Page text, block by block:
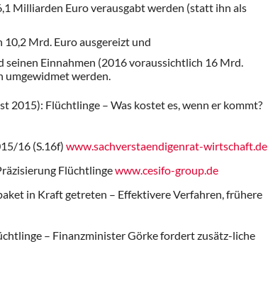
Milliarden Euro verausgabt werden (statt ihn als
Mrd. Euro ausgereizt und
Einnahmen (2016 voraussichtlich 16 Mrd.
umgewidmet werden.
2015): Flüchtlinge – Was kostet es, wenn er kommt?
16 (S.16f) www.sachverstaendigenrat-wirtschaft.de
Flüchtlingewww.cesifo-group.de
in Kraft getreten – Effektivere Verfahren, frühere
– Finanzminister Görke fordert zusätz-liche